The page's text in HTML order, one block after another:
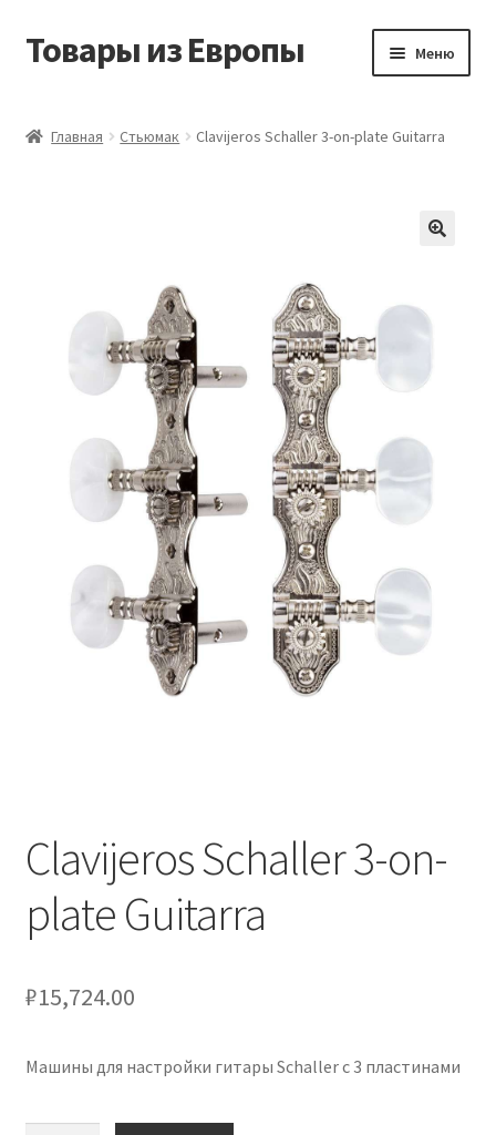
Перейти
Перейти
Товары из Европы Меню
Мой аккаунт
Оставить отзыв
Оформление заказа
Подтверждение заказа
Скидки
Главная Стьюмак Clavijeros Schaller 3-on-plate Guitarra
Clavijeros Schaller 3-on-
plate Guitarra
₽15,724.00
Машины для настройки гитары Schaller с 3 пластинами